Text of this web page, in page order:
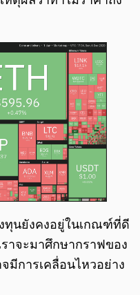
ทุนยังคงอยู่ในเกณฑ์ที่ดี
าจะมาศึกษากราฟของ
มีการเคลื่อนไหวอย่าง